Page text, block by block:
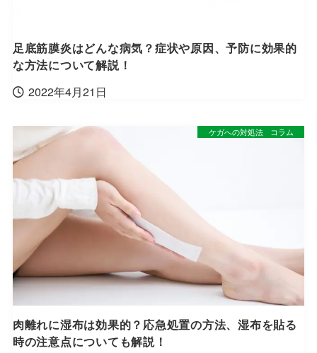
足底筋膜炎はどんな病気？症状や原因、予防に効果的
な方法について解説！
2022年4月21日
肉離れに湿布は効果的？応急処置の方法、湿布を貼る
時の注意点についても解説！
ケガへの対処法 コラム